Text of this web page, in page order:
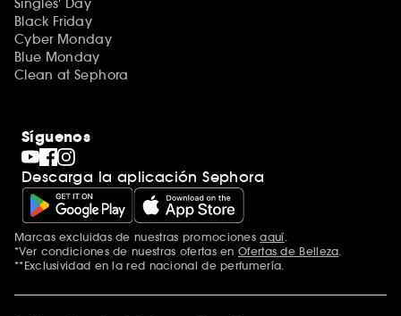
Singles' Day
Black Friday
Cyber Monday
Blue Monday
Clean at Sephora
Síguenos
Descarga la aplicación Sephora
Marcas excluidas de nuestras promocionesaquí
*Ver condiciones de nuestras ofertas en Ofertas de Belleza
**Exclusividad en la red nacional de perfumería.